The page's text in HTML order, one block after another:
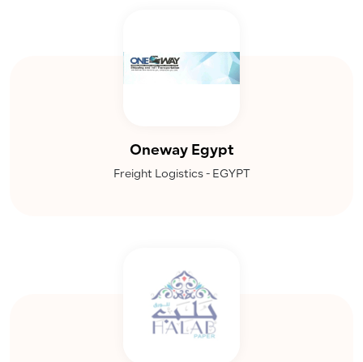
Oneway Egypt
Freight Logistics - EGYPT